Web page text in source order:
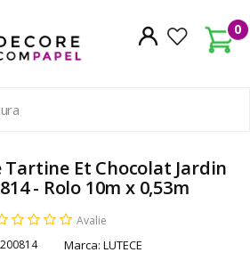
0
Tartine Et Chocolat Jardin
- Rolo 10m x 0,53m
Avalie
Marca: LUTECE